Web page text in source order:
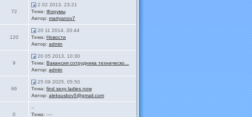
72
2 02 2013, 23:21
Тема: Форумы
Автор: martyanov7
120
20 11 2014, 20:44
Тема: Новости
Автор: admin
9
20 05 2013, 10:30
Тема: Вакансия сотрудника техническо...
Автор: admin
66
25 09 2025, 05:50
Тема: find sexy ladies now
Автор: aleksuskov5@gmail.com
0
--
Тема: ----